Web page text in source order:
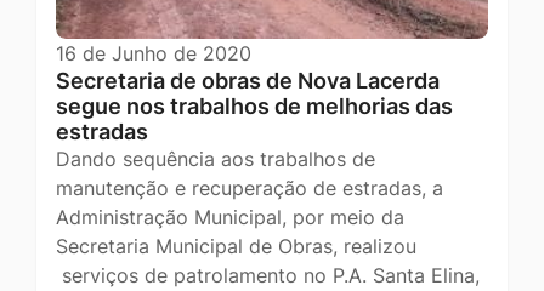
16 de Junho de 2020
Secretaria de obras de Nova Lacerda
segue nos trabalhos de melhorias das
estradas
Dando sequência aos trabalhos de
manutenção e recuperação de estradas, a
Administração Municipal, por meio da
Secretaria Municipal de Obras, realizou
serviços de patrolamento no P.A. Santa Elina,